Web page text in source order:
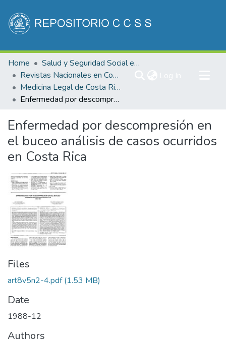
Communities & Collections
All of DSpace
Statistics
Home
Salud y Seguridad Social en Costa Rica
Revistas Nacionales en Costa Rica
Medicina Legal de Costa Rica
Enfermedad por descompresión en el buceo análisis de casos ocurridos en Costa Rica
Enfermedad por descompresión en
el buceo análisis de casos ocurridos
en Costa Rica
Files
art8v5n2-4.pdf(1.53 MB)
Date
1988-12
Authors